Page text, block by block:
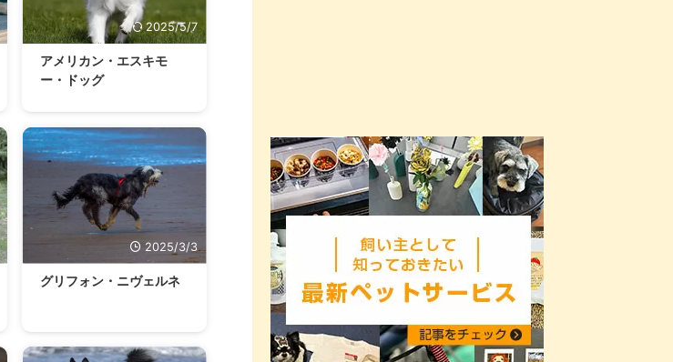
2025/5/7
アメリカン・エスキモ
ー・ドッグ
2025/3/3
グリフォン・ニヴェルネ